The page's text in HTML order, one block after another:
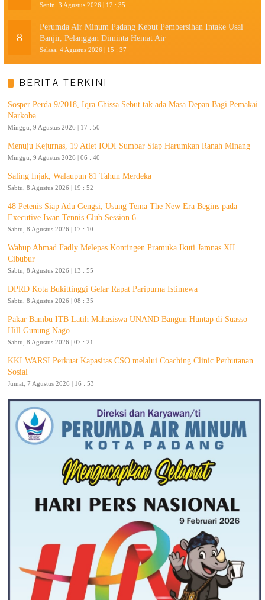
Senin, 3 Agustus 2026 | 12 : 35
8
Perumda Air Minum Padang Kebut Pembersihan Intake Usai
Banjir, Pelanggan Diminta Hemat Air
Selasa, 4 Agustus 2026 | 15 : 37
BERITA TERKINI
Sosper Perda 9/2018, Iqra Chissa Sebut tak ada Masa Depan Bagi Pemakai
Narkoba
Minggu, 9 Agustus 2026 | 17 : 50
Menuju Kejurnas, 19 Atlet IODI Sumbar Siap Harumkan Ranah Minang
Minggu, 9 Agustus 2026 | 06 : 40
Saling Injak, Walaupun 81 Tahun Merdeka
Sabtu, 8 Agustus 2026 | 19 : 52
48 Petenis Siap Adu Gengsi, Usung Tema The New Era Begins pada
Executive Iwan Tennis Club Session 6
Sabtu, 8 Agustus 2026 | 17 : 10
Wabup Ahmad Fadly Melepas Kontingen Pramuka Ikuti Jamnas XII
Cibubur
Sabtu, 8 Agustus 2026 | 13 : 55
DPRD Kota Bukittinggi Gelar Rapat Paripurna Istimewa
Sabtu, 8 Agustus 2026 | 08 : 35
Pakar Bambu ITB Latih Mahasiswa UNAND Bangun Huntap di Suasso
Hill Gunung Nago
Sabtu, 8 Agustus 2026 | 07 : 21
KKI WARSI Perkuat Kapasitas CSO melalui Coaching Clinic Perhutanan
Sosial
Jumat, 7 Agustus 2026 | 16 : 53